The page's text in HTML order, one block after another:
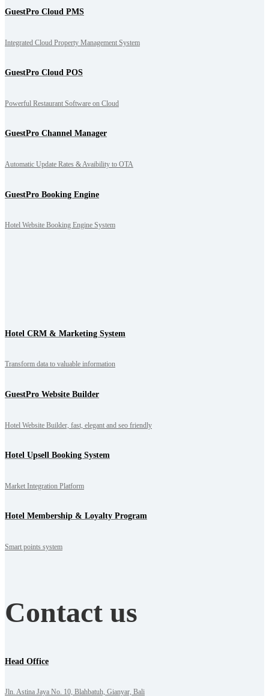
GuestPro Cloud PMS
Integrated Cloud Property Management System
GuestPro Cloud POS
Powerful Restaurant Software on Cloud
GuestPro Channel Manager
Automatic Update Rates & Avaibility to OTA
GuestPro Booking Engine
Hotel Website Booking Engine System
Hotel CRM & Marketing System
Transform data to valuable information
GuestPro Website Builder
Hotel Website Builder, fast, elegant and seo friendly
Hotel Upsell Booking System
Market Integration Platform
Hotel Membership & Loyalty Program
Smart points system
Contact us
Head Office
Jln. Astina Jaya No. 10, Blahbatuh, Gianyar, Bali